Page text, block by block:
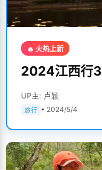
🔥 火热上新
2024江西行
UP主: 卢颖
旅行 • 2024/5/4